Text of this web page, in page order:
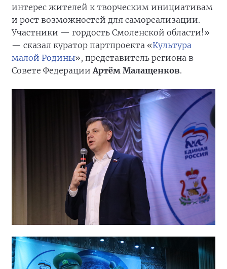
интерес жителей к творческим инициативам
и рост возможностей для самореализации.
Участники — гордость Смоленской области!»
— сказал куратор партпроекта «Культура
малой Родины», представитель региона в
Совете ФедерацииАртём Малащенков.